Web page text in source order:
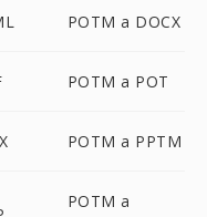
POTM a DOCX
POTM a POT
POTM a PPTM
POTM a